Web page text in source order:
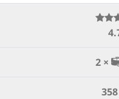
2 ×
358